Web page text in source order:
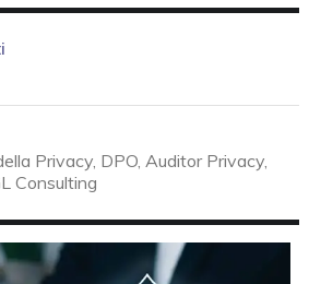
Privacy, DPO, Auditor Privacy,
Consulting